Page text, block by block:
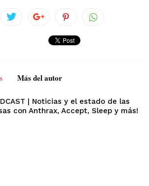
Más del autor
| Noticias y el estado de las
con Anthrax, Accept, Sleep y más!